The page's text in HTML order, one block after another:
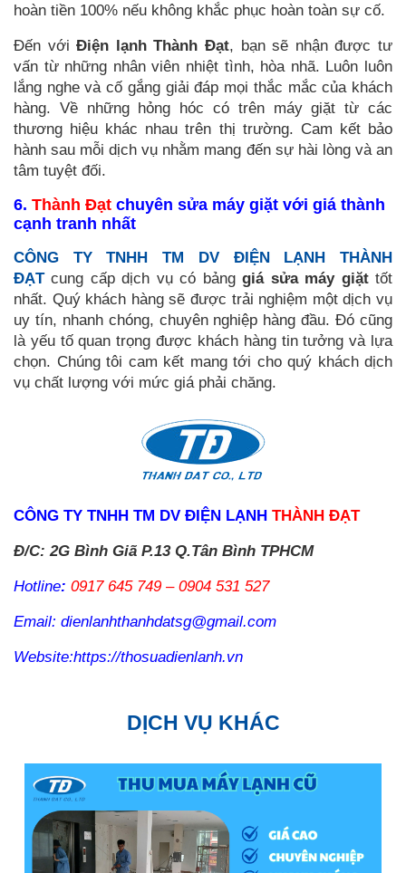
hoàn tiền 100% nếu không khắc phục hoàn toàn sự cố.
Đến với Điện lạnh Thành Đạt, bạn sẽ nhận được tư
vấn từ những nhân viên nhiệt tình, hòa nhã. Luôn luôn
lắng nghe và cố gắng giải đáp mọi thắc mắc của khách
hàng. Về những hỏng hóc có trên máy giặt từ các
thương hiệu khác nhau trên thị trường. Cam kết bảo
hành sau mỗi dịch vụ nhằm mang đến sự hài lòng và an
tâm tuyệt đối.
6. Thành Đạt chuyên sửa máy giặt với giá thành
cạnh tranh nhất
CÔNG TY TNHH TM DV ĐIỆN LẠNH THÀNH
ĐẠTcung cấp dịch vụ có bảnggiá sửa máy giặttốt
nhất. Quý khách hàng sẽ được trải nghiệm một dịch vụ
uy tín, nhanh chóng, chuyên nghiệp hàng đầu. Đó cũng
là yếu tố quan trọng được khách hàng tin tưởng và lựa
chọn. Chúng tôi cam kết mang tới cho quý khách dịch
vụ chất lượng với mức giá phải chăng.
CÔNG TY TNHH TM DV ĐIỆN LẠNH THÀNH ĐẠT
Đ/C: 2G Bình Giã P.13 Q.Tân Bình TPHCM
Hotline: 0917 645 749 – 0904 531 527
Email: dienlanhthanhdatsg@gmail.com
Website:https://thosuadienlanh.vn
DỊCH VỤ KHÁC